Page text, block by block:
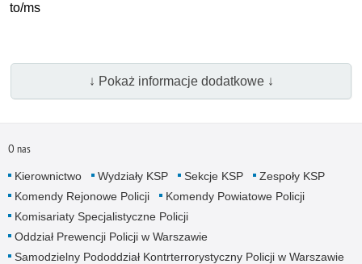
to/ms
↓ Pokaż informacje dodatkowe ↓
O nas
Kierownictwo Wydziały KSP Sekcje KSP
Zespoły KSP
Komendy Rejonowe Policji
Komendy Powiatowe Policji
Komisariaty Specjalistyczne Policji
Oddział Prewencji Policji w Warszawie
Samodzielny Pododdział Kontrterrorystyczny Policji w Warszawie